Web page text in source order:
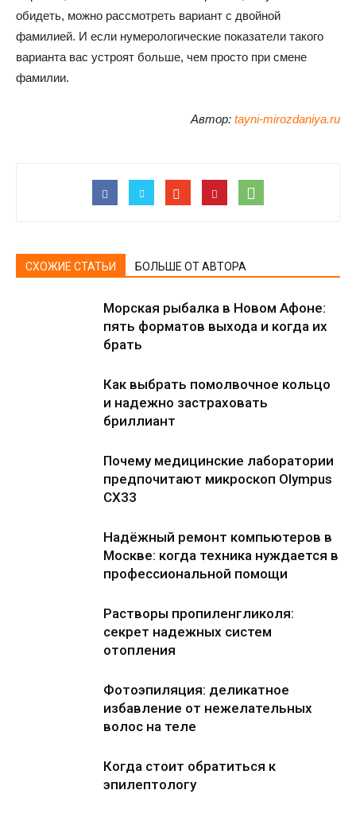
обидеть, можно рассмотреть вариант с двойной
фамилией. И если нумерологические показатели такого
варианта вас устроят больше, чем просто при смене
фамилии.
Автор: tayni-mirozdaniya.ru
СХОЖИЕ СТАТЬИ БОЛЬШЕ ОТ АВТОРА
Морская рыбалка в Новом Афоне:
пять форматов выхода и когда их
брать
Как выбрать помолвочное кольцо
и надежно застраховать
бриллиант
Почему медицинские лаборатории
предпочитают микроскоп Olympus
CX33
Надёжный ремонт компьютеров в
Москве: когда техника нуждается в
профессиональной помощи
Растворы пропиленгликоля:
секрет надежных систем
отопления
Фотоэпиляция: деликатное
избавление от нежелательных
волос на теле
Когда стоит обратиться к
эпилептологу